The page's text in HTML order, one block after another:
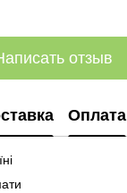
отзыв
Оплата